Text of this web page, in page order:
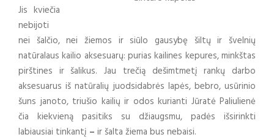
Jis kviečia
nebijoti
nei šalčio, nei žiemos ir siūlo gausybę šiltų ir švelnių
natūralaus kailio aksesuarų: purias kailines kepures, minkštas
pirštines ir šalikus. Jau trečią dešimtmetį rankų darbo
aksesuarus iš natūralių juodsidabrės lapės, bebro, usūrinio
šuns janoto, triušio kailių ir odos kurianti Jūratė Paliulienė
čia kiekvieną pasitiks su džiaugsmu, padės išsirinkti
labiausiai tinkantį – ir šalta žiema bus nebaisi.